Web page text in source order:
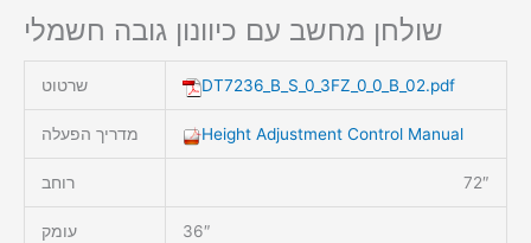
שולחן מחשב עם כיוונון גובה חשמלי
שרטוט DT7236_B_S_0_3FZ_0_0_B_02.pdf
מדריך הפעלה Height Adjustment Control Manual
רוחב 72″
עומק 36″